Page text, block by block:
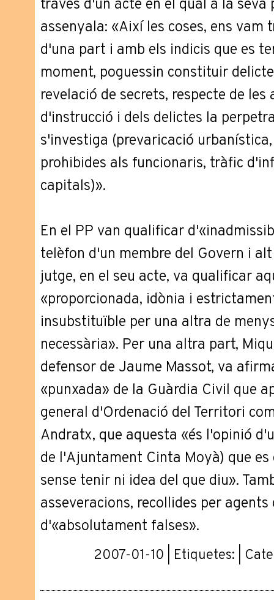
través d'un acte en el qual a la
assenyala: «Així les coses, ens
d'una part i amb els indicis que es
moment, poguessin constituir
revelació de secrets, respecte de
d'instrucció i dels delictes la
s'investiga (prevaricació
prohibides als funcionaris, tràfic
capitals)».
En el PP van qualificar
telèfon d'un membre del Govern i
jutge, en el seu acte, va qualificar
«proporcionada, idònia i
insubstituïble per una altra de
necessària». Per una altra part,
defensor de Jaume Massot, va
«punxada» de la Guàrdia Civil que
general d'Ordenació del Territori
Andratx, que aquesta «és l'opinió
de l'Ajuntament Cinta Moyà) que
sense tenir ni idea del que diu».
asseveracions, recollides per
d'«absolutament falses».
2007-01-10 | Etiquetes: |